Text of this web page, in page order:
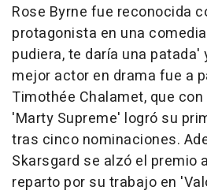
Rose Byrne fue reconocida
protagonista en una
pudiera, te daría una patada'
mejor actor en drama fue a
Timothée Chalamet, que
'Marty Supreme' logró su
tras cinco nominaciones.
Skarsgard se alzó el premio
reparto por su trabajo en